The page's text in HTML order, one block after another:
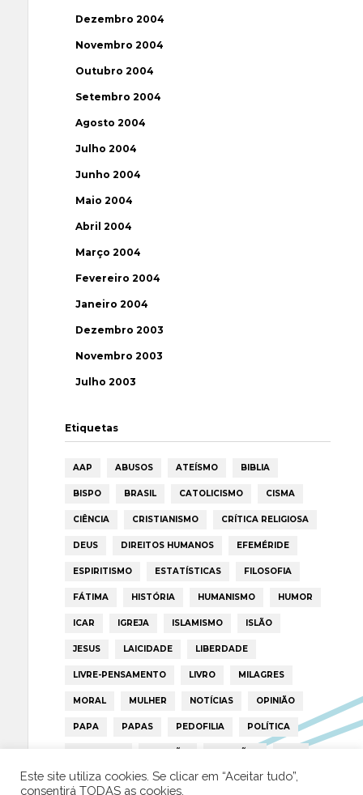
Dezembro 2004
Novembro 2004
Outubro 2004
Setembro 2004
Agosto 2004
Julho 2004
Junho 2004
Maio 2004
Abril 2004
Março 2004
Fevereiro 2004
Janeiro 2004
Dezembro 2003
Novembro 2003
Julho 2003
Etiquetas
AAP ABUSOS ATEÍSMO BIBLIA
BISPO BRASIL CATOLICISMO CISMA
CIÊNCIA CRISTIANISMO CRÍTICA RELIGIOSA
DEUS DIREITOS HUMANOS EFEMÉRIDE
ESPIRITISMO ESTATÍSTICAS FILOSOFIA
FÁTIMA HISTÓRIA HUMANISMO HUMOR
ICAR IGREJA ISLAMISMO ISLÃO
JESUS LAICIDADE LIBERDADE
LIVRE-PENSAMENTO LIVRO MILAGRES
MORAL MULHER NOTÍCIAS OPINIÃO
PAPA PAPAS PEDOFILIA POLÍTICA
PORTUGAL RELIGIÃO RELIGIÕES RTP
TRUMP VATICANO
Este site utiliza cookies. Se clicar em “Aceitar tudo”,
consentirá TODAS as cookies.